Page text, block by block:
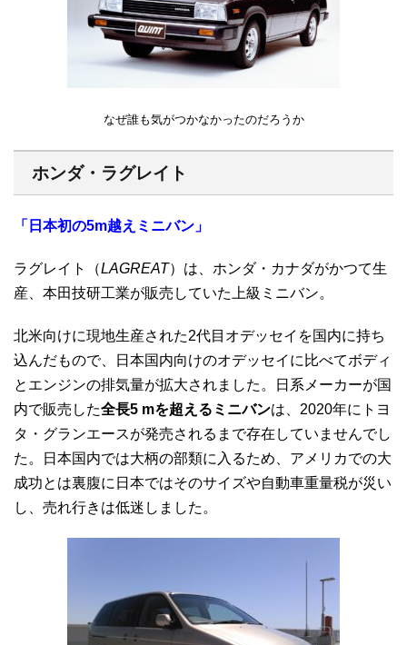
なぜ誰も気がつかなかったのだろうか
ホンダ・ラグレイト
「日本初の5m越えミニバン」
ラグレイト（LAGREAT）は、ホンダ・カナダがかつて生
産、本田技研工業が販売していた上級ミニバン。
北米向けに現地生産された2代目オデッセイを国内に持ち
込んだもので、日本国内向けのオデッセイに比べてボディ
とエンジンの排気量が拡大されました。日系メーカーが国
内で販売した全長5 mを超えるミニバンは、2020年にトヨ
タ・グランエースが発売されるまで存在していませんでし
た。日本国内では大柄の部類に入るため、アメリカでの大
成功とは裏腹に日本ではそのサイズや自動車重量税が災い
し、売れ行きは低迷しました。